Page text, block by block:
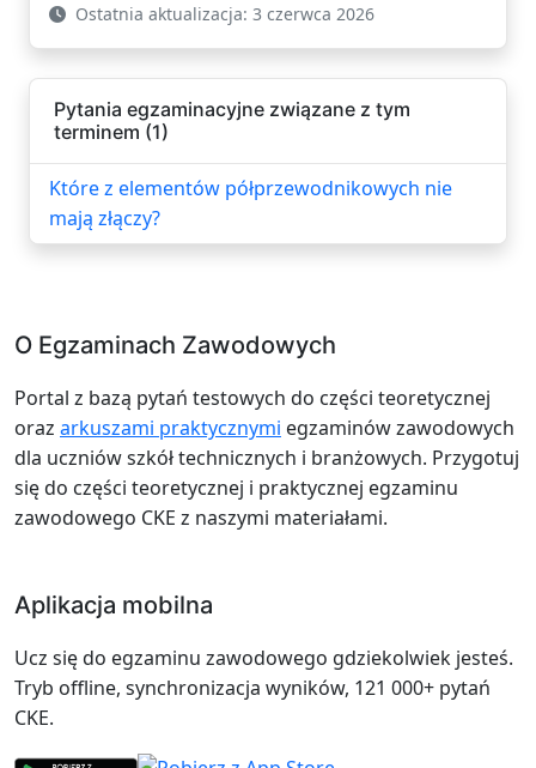
Ostatnia aktualizacja: 3 czerwca 2026
Pytania egzaminacyjne związane z tym
terminem (1)
Które z elementów półprzewodnikowych nie
mają złączy?
O Egzaminach Zawodowych
Portal z bazą pytań testowych do części teoretycznej
oraz arkuszami praktycznymi egzaminów zawodowych
dla uczniów szkół technicznych i branżowych. Przygotuj
się do części teoretycznej i praktycznej egzaminu
zawodowego CKE z naszymi materiałami.
Aplikacja mobilna
Ucz się do egzaminu zawodowego gdziekolwiek jesteś.
Tryb offline, synchronizacja wyników, 121 000+ pytań
CKE.